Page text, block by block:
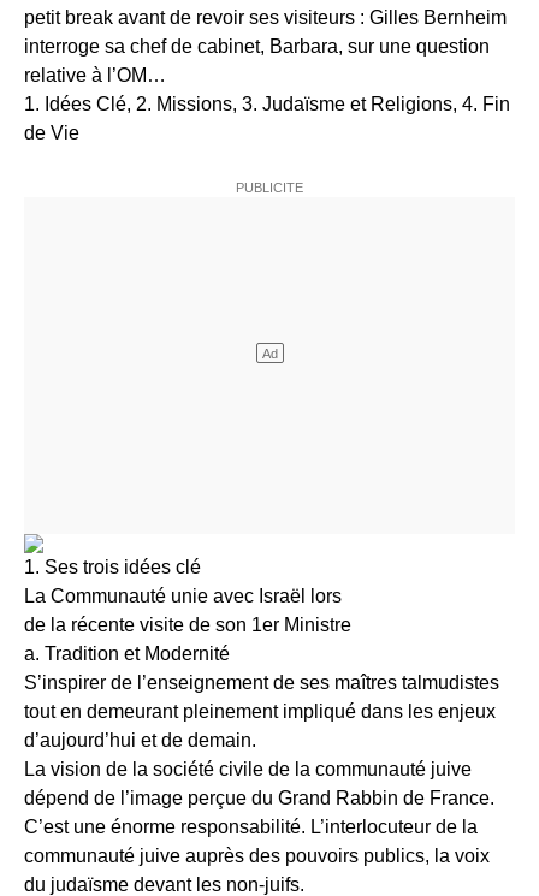
petit break avant de revoir ses visiteurs : Gilles Bernheim
interroge sa chef de cabinet, Barbara, sur une question
relative à l’OM…
1. Idées Clé, 2. Missions, 3. Judaïsme et Religions, 4. Fin
de Vie
1. Ses trois idées clé
La Communauté unie avec Israël lors
de la récente visite de son 1er Ministre
a. Tradition et Modernité
S’inspirer de l’enseignement de ses maîtres talmudistes
tout en demeurant pleinement impliqué dans les enjeux
d’aujourd’hui et de demain.
La vision de la société civile de la communauté juive
dépend de l’image perçue du Grand Rabbin de France.
C’est une énorme responsabilité. L’interlocuteur de la
communauté juive auprès des pouvoirs publics, la voix
du judaïsme devant les non-juifs.